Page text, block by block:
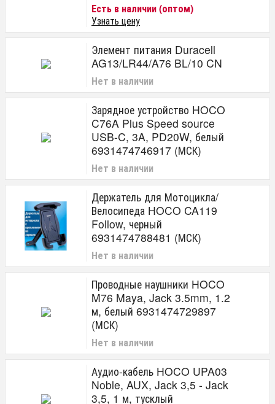
Есть в наличии (оптом)
Узнать цену
Элемент питания Duracell
AG13/LR44/A76 BL/10 CN
Нет в наличии
Зарядное устройство HOCO
C76A Plus Speed source
USB-C, 3A, PD20W, белый
6931474746917 (МСК)
Нет в наличии
Держатель для Мотоцикла/
Велосипеда HOCO CA119
Follow, черный
6931474788481 (МСК)
Нет в наличии
Проводные наушники HOCO
M76 Maya, Jack 3.5mm, 1.2
м, белый 6931474729897
(МСК)
Нет в наличии
Аудио-кабель HOCO UPA03
Noble, AUX, Jack 3,5 - Jack
3,5, 1 м, тусклый